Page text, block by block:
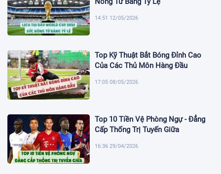
14:51 12/05/2026
Top Kỹ Thuật Bắt Bóng Đỉnh Cao
Của Các Thủ Môn Hàng Đầu
17:05 08/05/2026
Top 10 Tiền Vệ Phòng Ngự - Đẳng
Cấp Thống Trị Tuyến Giữa
16:36 29/04/2026